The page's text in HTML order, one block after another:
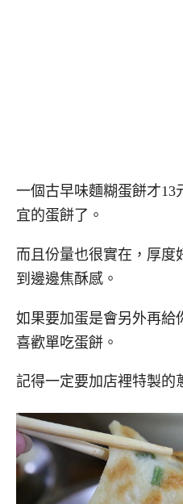
一個古早味麵糊蛋餅才13
宜的蛋餅了。
而且份量也很實在，厚度
到邊邊焦酥感。
如果要加蛋是會另外再給
喜歡單吃蛋餅。
記得一定要加店裡特製的